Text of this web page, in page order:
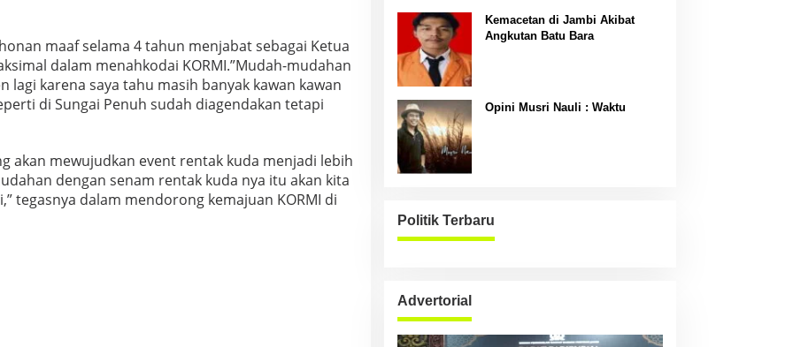
maaf selama 4 tahun menjabat sebagai Ketua
dalam menahkodai KORMI.”Mudah-mudahan
lagi karena saya tahu masih banyak kawan kawan
di Sungai Penuh sudah diagendakan tetapi
akan mewujudkan event rentak kuda menjadi lebih
dengan senam rentak kuda nya itu akan kita
tegasnya dalam mendorong kemajuan KORMI di
Kemacetan di Jambi Akibat
Angkutan Batu Bara
Opini Musri Nauli : Waktu
Politik Terbaru
Advertorial